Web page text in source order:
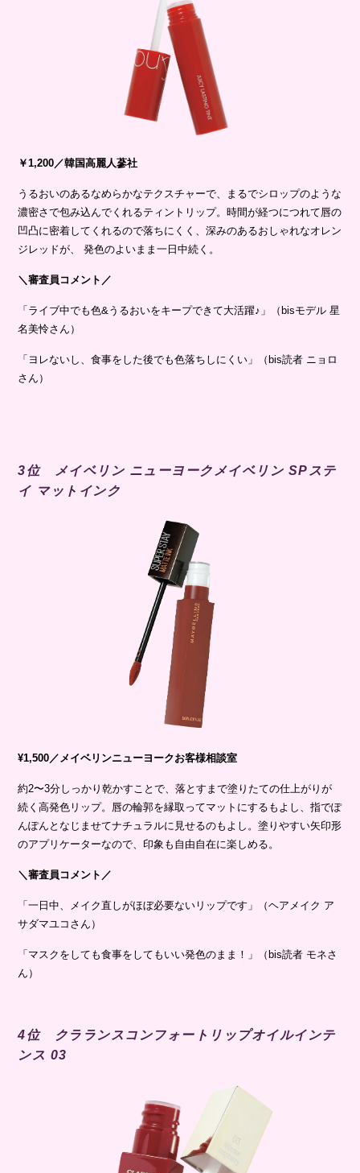
￥1,200／韓国高麗人蔘社
うるおいのあるなめらかなテクスチャーで、まるでシロップのような
濃密さで包み込んでくれるティントリップ。時間が経つにつれて唇の
凹凸に密着してくれるので落ちにくく、深みのあるおしゃれなオレン
ジレッドが、 発色のよいまま一日中続く。
＼審査員コメント／
「ライブ中でも色&うるおいをキープできて大活躍♪」（bisモデル 星
名美怜さん）
「ヨレないし、食事をした後でも色落ちしにくい」（bis読者 ニョロ
さん）
3位 メイベリン ニューヨークメイベリン SPステ
イ マットインク
¥1,500／メイベリンニューヨークお客様相談室
約2〜3分しっかり乾かすことで、落とすまで塗りたての仕上がりが
続く高発色リップ。唇の輪郭を縁取ってマットにするもよし、指でぽ
んぽんとなじませてナチュラルに見せるのもよし。塗りやすい矢印形
のアプリケーターなので、印象も自由自在に楽しめる。
＼審査員コメント／
「一日中、メイク直しがほぼ必要ないリップです」（ヘアメイク ア
サダマユコさん）
「マスクをしても食事をしてもいい発色のまま！」（bis読者 モネさ
ん）
4位 クラランスコンフォートリップオイルインテ
ンス 03